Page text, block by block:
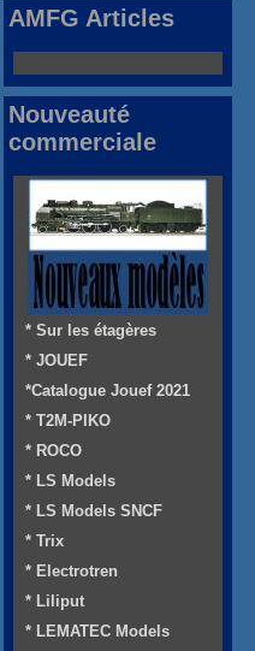
AMFG Articles
Nouveauté
commerciale
* Sur les étagères
* JOUEF
*Catalogue Jouef 2021
* T2M-PIKO
* ROCO
* LS Models
* LS Models SNCF
* Trix
* Electrotren
* Liliput
* LEMATEC Models